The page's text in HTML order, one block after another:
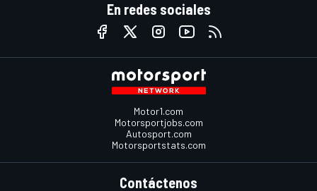
En redes sociales
Motor1.com
Motorsportjobs.com
Autosport.com
Motorsportstats.com
Contáctenos